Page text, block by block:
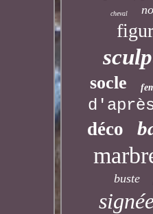
cheval
socle
déco
buste